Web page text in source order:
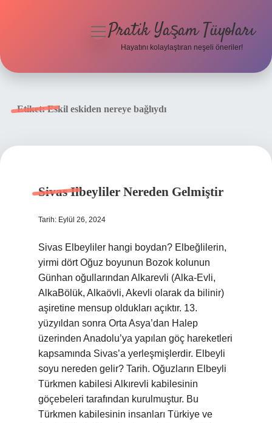
menüyü
Pratik Yaşam Tüyoları
Hayatını kolaylaştıran neşeli öneriler!
Etiket:Eskil eskiden nereye bağlıydı
Sivas Ilbeyliler Nereden Gelmiştir
Tarih: Eylül 26, 2024
Sivas Elbeyliler hangi boydan? Elbeğlilerin,
yirmi dört Oğuz boyunun Bozok kolunun
Günhan oğullarından Alkarevli (Alka-Evli,
AlkaBölük, Alkaövli, Akevli olarak da bilinir)
aşiretine mensup oldukları açıktır. 13.
yüzyıldan sonra Orta Asya’dan Halep
üzerinden Anadolu’ya yapılan göç hareketleri
kapsamında Sivas’a yerleşmişlerdir. Elbeyli
soyu nereden gelir? Tarih. Oğuzların Elbeyli
Türkmen kabilesi Alkırevli kabilesinin
göçebeleri tarafından kurulmuştur. Bu
Türkmen kabilesinin insanları Türkiye ve